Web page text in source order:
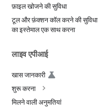
फ़ाइल खोजने की सुविधा
टूल और फ़ंक्शन कॉल करने की सुविधा
का इस्तेमाल एक साथ करना
लाइव एपीआई
खास जानकारी
शुरू करना
मिलने वाली अनुमतियां